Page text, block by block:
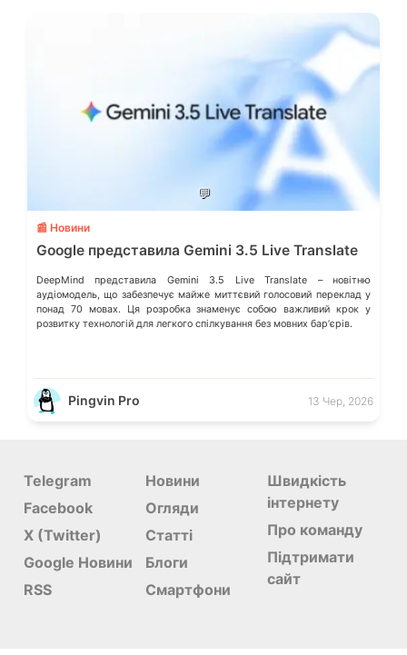
💬
📰 Новини
Google представила Gemini 3.5 Live Translate
DeepMind представила Gemini 3.5 Live Translate – новітню
аудіомодель, що забезпечує майже миттєвий голосовий переклад у
понад 70 мовах. Ця розробка знаменує собою важливий крок у
розвитку технологій для легкого спілкування без мовних барʼєрів.
Pingvin Pro 13 Чер, 2026
Telegram
Facebook
X (Twitter)
Google Новини
RSS
Новини
Огляди
Статті
Блоги
Смартфони
Швидкість
інтернету
Про команду
Підтримати
сайт